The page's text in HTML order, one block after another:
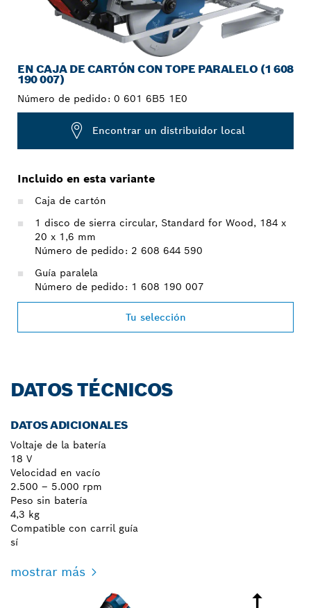
EN CAJA DE CARTÓN CON TOPE PARALELO (1 608
190 007)
Número de pedido: 0 601 6B5 1E0
Encontrar un distribuidor local
Incluido en esta variante
Caja de cartón
1 disco de sierra circular, Standard for Wood, 184 x
20 x 1,6 mm
Número de pedido: 2 608 644 590
Guía paralela
Número de pedido: 1 608 190 007
Tu selección
DATOS TÉCNICOS
DATOS ADICIONALES
Voltaje de la batería
18 V
Velocidad en vacío
2.500 – 5.000 rpm
Peso sin batería
4,3 kg
Compatible con carril guía
sí
mostrar más